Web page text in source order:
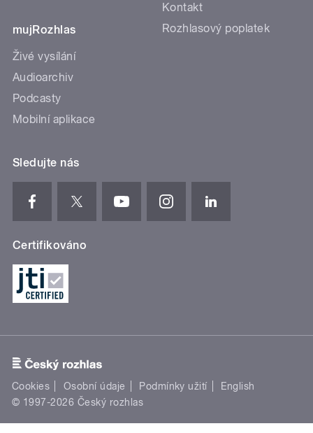
mujRozhlas
Živé vysílání
Audioarchiv
Podcasty
Mobilní aplikace
Kontakt
Rozhlasový poplatek
Sledujte nás
Certifikováno
Cookies Osobní údaje Podmínky užití
English
© 1997-2026 Český rozhlas